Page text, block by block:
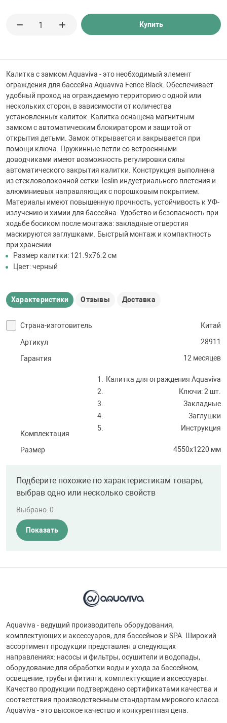
Калитка с замком Aquaviva - это необходимый элемент
ограждения для бассейна Aquaviva Fence Black. Обеспечивает
удобный проход на ограждаемую территорию с одной или
нескольких сторон, в зависимости от количества
установленных калиток. Калитка оснащена магнитным
замком с автоматическим блокиратором и защитой от
открытия детьми. Замок открывается и закрывается при
помощи ключа. Пружинные петли со встроенными
доводчиками имеют возможность регулировки силы
автоматического закрытия калитки. Конструкция выполнена
из стекловолоконной сетки Teslin индустриального плетения и
алюминиевых направляющих с порошковым покрытием.
Материалы имеют повышенную прочность, устойчивость к УФ-
излучению и химии для бассейна. Удобство и безопасность при
ходьбе босиком после монтажа: закладные отверстия
маскируются заглушками. Быстрый монтаж и компактность
при хранении.
Размер калитки: 121.9х76.2 см
Цвет: черный
Купить
Характеристики Отзывы Доставка
Страна-изготовитель Китай
Артикул 28911
Гарантия 12 месяцев
Комплектация
Калитка для ограждения Aquaviva
Ключи: 2 шт.
Закладные
Заглушки
Инструкция
Размер 4550x1220 мм
Подберите похожие по характеристикам товары,
выбрав одно или несколько свойств
Выбрано:0
Показать
Aquaviva - ведущий производитель оборудования,
комплектующих и аксессуаров, для бассейнов и SPA. Широкий
ассортимент продукции представлен в следующих
направлениях: насосы и фильтры, осушители и водопады,
оборудование для обработки воды и ухода за бассейном,
освещение, трубы и фитинги, комплектующие и аксессуары.
Качество продукции подтверждено сертификатами качества и
соответствия производственным стандартам мирового класса.
Aquaviva - это высокое качество и конкурентная цена.